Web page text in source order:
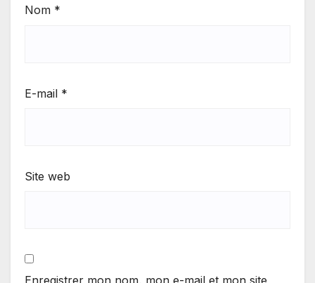
Nom *
E-mail *
Site web
Enregistrer mon nom, mon e-mail et mon site